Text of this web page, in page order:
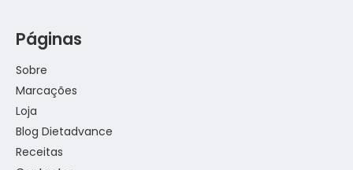
Páginas
Sobre
Marcações
Loja
Blog Dietadvance
Receitas